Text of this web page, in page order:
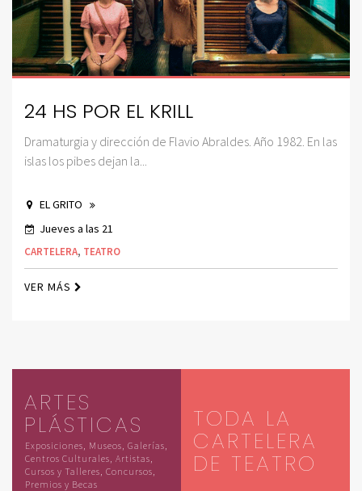
24 HS POR EL KRILL
Dramaturgia y dirección de Flavio Abraldes. Año 1982. En las
islas los pibes dejan la...
EL GRITO
Jueves a las 21
CARTELERA, TEATRO
VER MÁS
ARTES
PLÁSTICAS
Exposiciones, Museos, Galerías,
Centros Culturales, Artistas,
Cursos y Talleres, Concursos,
Premios y Becas
TODA LA
CARTELERA
DE TEATRO